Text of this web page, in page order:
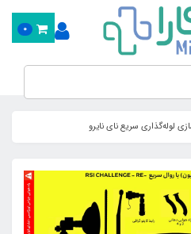
0
لوله‌گذاری سریع نای نایرو